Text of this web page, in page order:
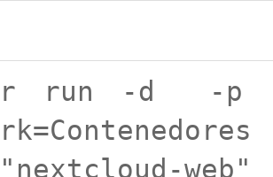
run -d -p